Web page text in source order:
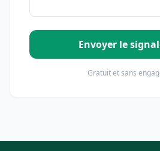
Envoyer le
Gratuit et sans